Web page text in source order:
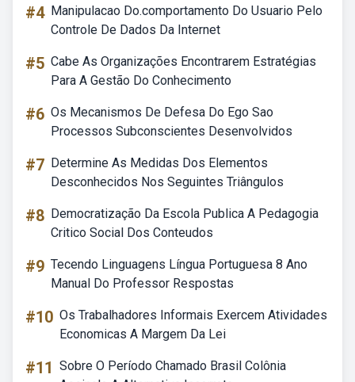
#4 Manipulacao Do.comportamento Do Usuario Pelo
Controle De Dados Da Internet
#5 Cabe As Organizações Encontrarem Estratégias
Para A Gestão Do Conhecimento
#6 Os Mecanismos De Defesa Do Ego Sao
Processos Subconscientes Desenvolvidos
#7 Determine As Medidas Dos Elementos
Desconhecidos Nos Seguintes Triângulos
#8 Democratização Da Escola Publica A Pedagogia
Critico Social Dos Conteudos
#9 Tecendo Linguagens Língua Portuguesa 8 Ano
Manual Do Professor Respostas
#10 Os Trabalhadores Informais Exercem Atividades
Economicas A Margem Da Lei
#11 Sobre O Período Chamado Brasil Colônia